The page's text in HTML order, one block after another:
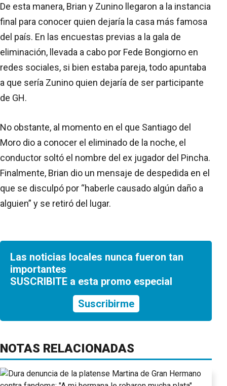
De esta manera, Brian y Zunino llegaron a la instancia
final para conocer quien dejaría la casa más famosa
del país. En las encuestas previas a la gala de
eliminación, llevada a cabo por Fede Bongiorno en
redes sociales, si bien estaba pareja, todo apuntaba
a que sería Zunino quien dejaría de ser participante
de GH.
No obstante, al momento en el que Santiago del
Moro dio a conocer el eliminado de la noche, el
conductor soltó el nombre del ex jugador del Pincha.
Finalmente, Brian dio un mensaje de despedida en el
que se disculpó por “haberle causado algún daño a
alguien” y se retiró del lugar.
Las noticias locales nunca fueron tan
importantes
SUSCRIBITE a esta promo especial
Suscribirme
NOTAS RELACIONADAS